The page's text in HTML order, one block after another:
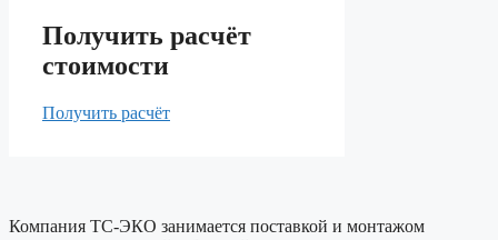
Получить расчёт
стоимости
Получить расчёт
Компания ТС-ЭКО занимается поставкой и монтажом